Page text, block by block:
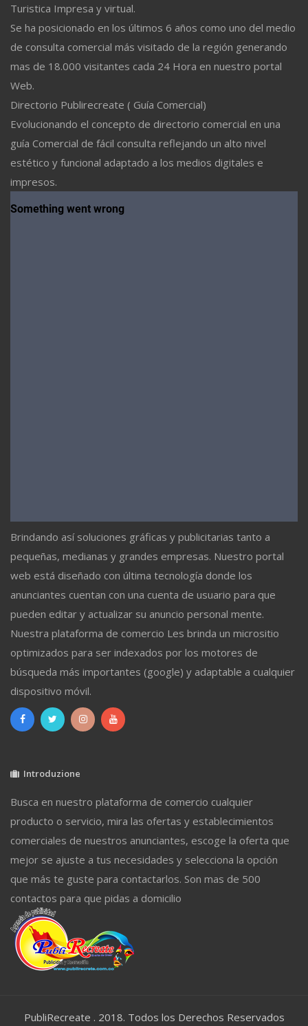
Turistica Impresa y virtual.
Se ha posicionado en los últimos 6 años como uno del medio
de consulta comercial más visitado de la región generando
mas de 18.000 visitantes cada 24 Hora en nuestro portal
Web.
Directorio Publirecreate ( Guía Comercial)
Evolucionando el concepto de directorio comercial en una
guía Comercial de fácil consulta reflejando un alto nivel
estético y funcional adaptado a los medios digitales e
impresos.
Brindando así soluciones gráficas y publicitarias tanto a
pequeñas, medianas y grandes empresas. Nuestro portal
web está diseñado con última tecnología donde los
anunciantes cuentan con una cuenta de usuario para que
pueden editar y actualizar su anuncio personal mente.
Nuestra plataforma de comercio Les brinda un micrositio
optimizados para ser indexados por los motores de
búsqueda más importantes (google) y adaptable a cualquier
dispositivo móvil.
Introduzione
Busca en nuestro plataforma de comercio cualquier
producto o servicio, mira las ofertas y establecimientos
comerciales de nuestros anunciantes, escoge la oferta que
mejor se ajuste a tus necesidades y selecciona la opción
que más te guste para contactarlos. Son mas de 500
contactos para que pidas a domicilio
PubliRecreate . 2018. Todos los Derechos Reservados